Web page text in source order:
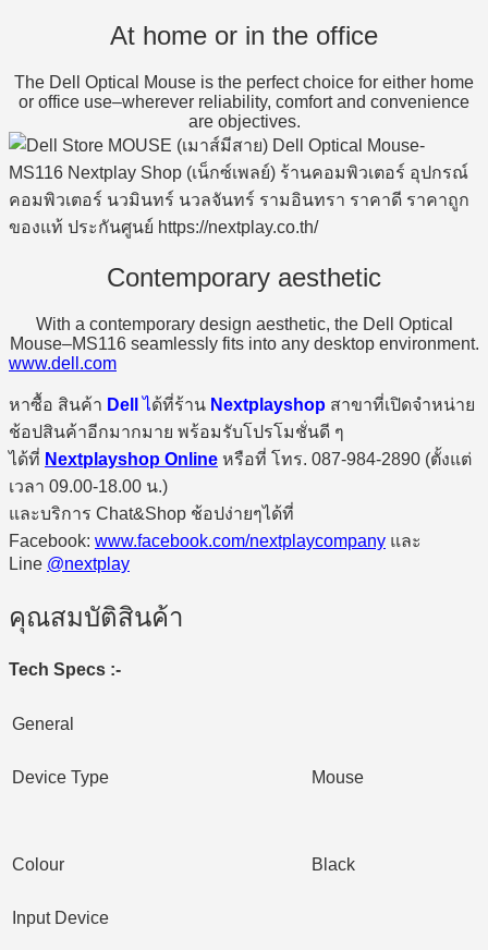
At home or in the office
The Dell Optical Mouse is the perfect choice for either home
or office use–wherever reliability, comfort and convenience
are objectives.
Contemporary aesthetic
With a contemporary design aesthetic, the Dell Optical
Mouse–MS116 seamlessly fits into any desktop environment.
www.dell.com
หาซื้อ สินค้า Dell ได้ที่ร้าน Nextplayshop สาขาที่เปิดจำหน่าย
ช้อปสินค้าอีกมากมาย พร้อมรับโปรโมชั่นดี ๆ
ได้ที่ Nextplayshop Online หรือที่ โทร. 087-984-2890 (ตั้งแต่
เวลา 09.00-18.00 น.)
และบริการ Chat&Shop ช้อปง่ายๆได้ที่
Facebook: www.facebook.com/nextplaycompany และ
Line @nextplay
คุณสมบัติสินค้า
Tech Specs :-
General
Device Type Mouse
Colour Black
Input Device